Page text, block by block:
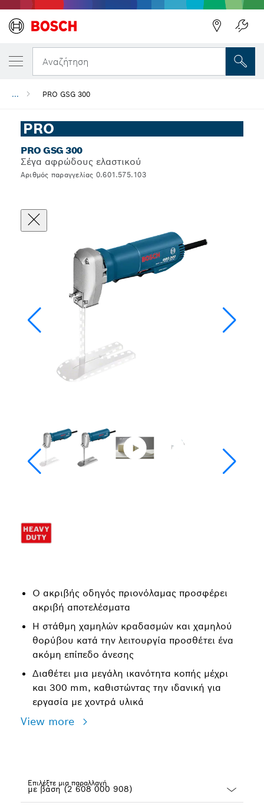
Αναζήτηση
... PRO GSG 300
PRO
PRO GSG 300
Σέγα αφρώδους ελαστικού
Αριθμός παραγγελίας 0.601.575.103
Ο ακριβής οδηγός πριονόλαμας προσφέρει
ακριβή αποτελέσματα
Η στάθμη χαμηλών κραδασμών και χαμηλού
θορύβου κατά την λειτουργία προσθέτει ένα
ακόμη επίπεδο άνεσης
Διαθέτει μια μεγάλη ικανότητα κοπής μέχρι
και 300 mm, καθιστώντας την ιδανική για
εργασία με χοντρά υλικά
View more
Επιλέξτε μια παραλλαγή